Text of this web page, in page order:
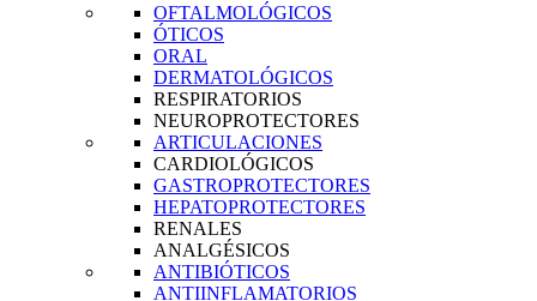
OFTALMOLÓGICOS
ÓTICOS
ORAL
DERMATOLÓGICOS
RESPIRATORIOS
NEUROPROTECTORES
ARTICULACIONES
CARDIOLÓGICOS
GASTROPROTECTORES
HEPATOPROTECTORES
RENALES
ANALGÉSICOS
ANTIBIÓTICOS
ANTIINFLAMATORIOS